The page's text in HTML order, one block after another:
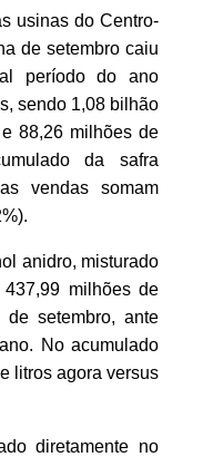
usinas do Centro-
de setembro caiu
período do ano
sendo 1,08 bilhão
88,26 milhões de
da safra
vendas somam
anidro, misturado
milhões de
de setembro, ante
No acumulado
litros agora versus
diretamente no